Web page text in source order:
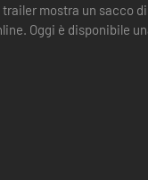
mostra un sacco
Oggi è disponibile